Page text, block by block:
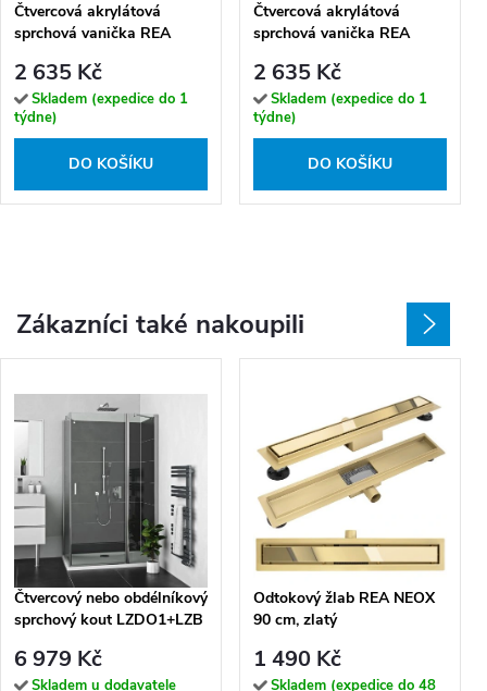
Čtvercová akrylátová
sprchová vanička REA
krytka - kartáčovaná měď
2 635 Kč
Skladem (expedice do 1
týdne)
DO KOŠÍKU
Čtvercová akrylátová
sprchová vanička REA
krytka - zlatá kartáčovaná
2 635 Kč
Skladem (expedice do 1
týdne)
DO KOŠÍKU
Zákazníci také nakoupili
Čtvercový nebo obdélníkový
sprchový kout LZDO1+LZB
6 979 Kč
Skladem u dodavatele
Odtokový žlab REA NEOX
90 cm, zlatý
1 490 Kč
Skladem (expedice do 48